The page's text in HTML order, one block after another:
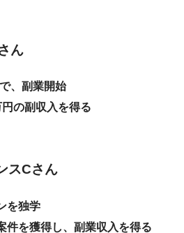
ん
、副業開始
の副収入を得る
スCさん
を独学
件を獲得し、副業収入を得る